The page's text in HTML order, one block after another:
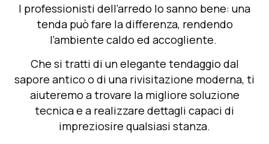
I professionisti dell’arredo lo sanno bene: una
tenda può fare la differenza, rendendo
l’ambiente caldo ed accogliente.
Che si tratti di un elegante tendaggio dal
sapore antico o di una rivisitazione moderna, ti
aiuteremo a trovare la migliore soluzione
tecnica e a realizzare dettagli capaci di
impreziosire qualsiasi stanza.